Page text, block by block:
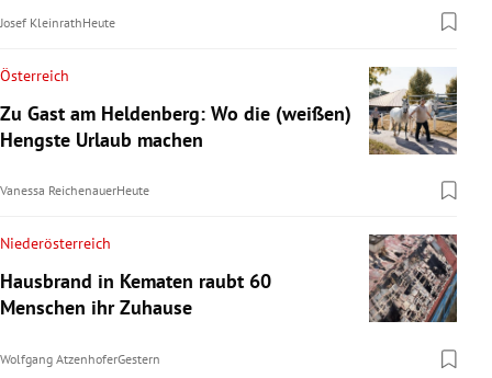
Josef KleinrathHeute
Österreich
Zu Gast am Heldenberg: Wo die (weißen)
Hengste Urlaub machen
Vanessa ReichenauerHeute
Niederösterreich
Hausbrand in Kematen raubt 60
Menschen ihr Zuhause
Wolfgang AtzenhoferGestern